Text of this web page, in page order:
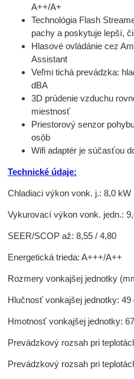
A++/A+
Technológia Flash
pachy a poskytuje lepší,
Hlasové ovládánie cez
Assistant
Veľmi tichá prevádzka:
dBA
3D prúdenie vzduchu
miestnosť
Priestorový senzor
osôb
Wifi adaptér je súčasťou
Technické údaje:
Chladiaci výkon vonk. j.: 8,0 kW
Vykurovací výkon vonk. jedn.:
SEER/SCOP až: 8,55 / 4,80
Energetická trieda: A+++/A++
Rozmery vonkajšej jednotky
Hlučnosť vonkajšej jednotky: 49
Hmotnosť vonkajšej jednotky:
Prevádzkový rozsah pri
Prevádzkový rozsah pri